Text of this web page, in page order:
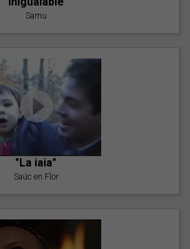
Samu
"La iaia"
Saüc en Flor